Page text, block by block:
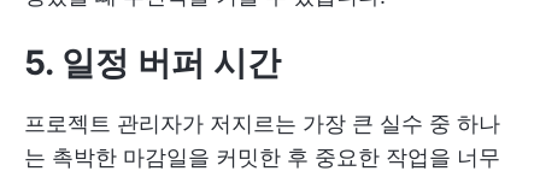
5. 일정 버퍼 시간
프로젝트 관리자가 저지르는 가장 큰 실수 중 하나
는 촉박한 마감일을 커밋한 후 중요한 작업을 너무